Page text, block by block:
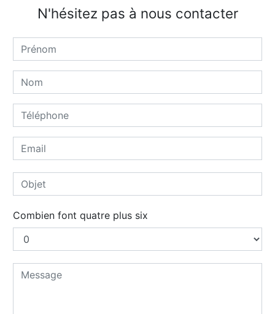
N'hésitez pas à nous contacter
Combien font quatre plus six